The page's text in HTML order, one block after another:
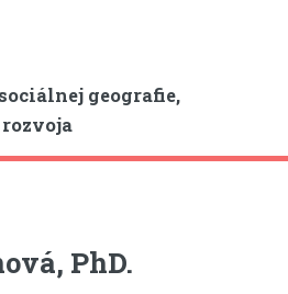
geografie,
rozvoja
PhD.